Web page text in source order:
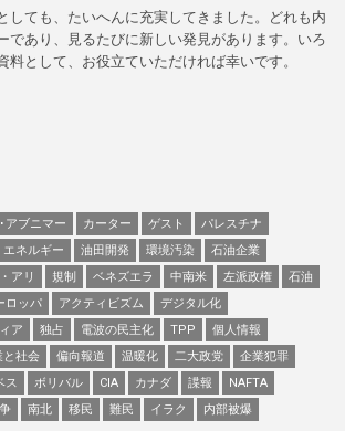
しても、たいへんに充実してきました。どれも内
であり、見るたびに新しい発見があります。いろ
料として、お役立ていただければ幸いです。
アブニマー カーター ゲスト
パレスチナ
エネルギー 油田開発 環境汚染
石油企業
アリ 規制 ベネズエラ 中南米 左派政権
石油
ロッパ アクティビズム
デジタル化
ア 独占 電波の民主化 TPP
個人情報
と社会 偏向報道 温暖化 二大政党
企業犯罪
ス ボリバル CIA カナダ 諜報
NAFTA
南北 移民 難民 イラク 内部被爆